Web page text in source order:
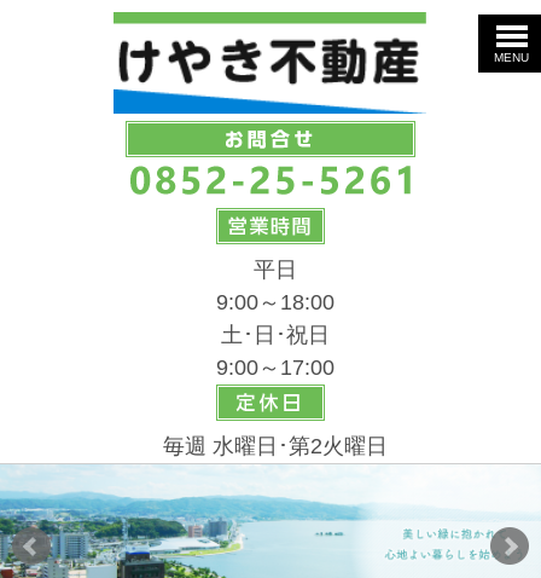
MENU
平日
9:00～18:00
土･日･祝日
9:00～17:00
毎週 水曜日･第2火曜日